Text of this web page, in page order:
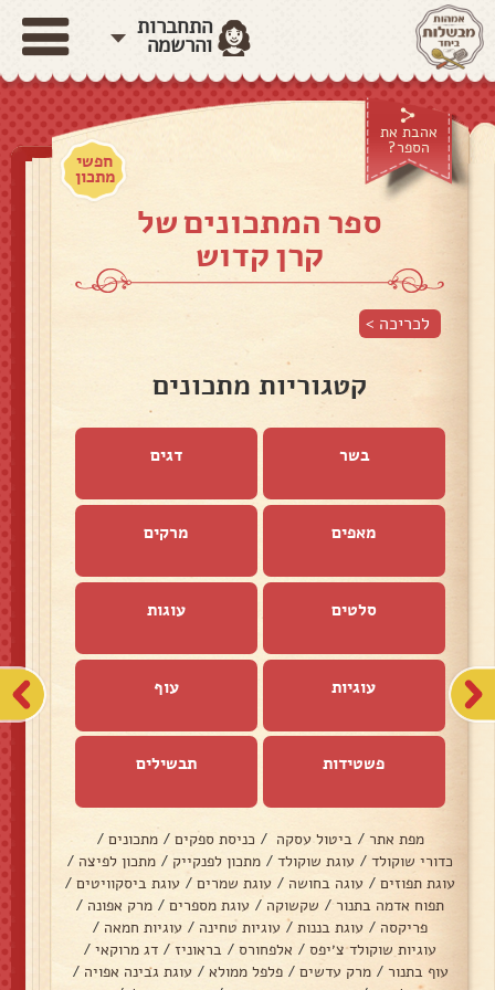
התחברות
והרשמה
אהבת את
הספר?
חפשי
מתכון
ספר המתכונים של
קרן קדוש
לכריכה >
קטגוריות מתכונים
בשר דגים
מאפים מרקים
סלטים עוגות
עוגיות עוף
פשטידות תבשילים
מפת אתר / ביטול עסקה / כניסת ספקים / מתכונים /
כדורי שוקולד / עוגת שוקולד / מתכון לפנקייק / מתכון לפיצה /
עוגת תפוזים / עוגה בחושה / עוגת שמרים / עוגת ביסקוויטים /
תפוח אדמה בתנור/ שקשוקה / עוגת מספרים / מרק אפונה /
פריקסה / עוגת בננות / עוגיות טחינה / עוגיות חמאה /
עוגיות שוקולד צ׳יפס / אלפחורס / בראוניז / דג מרוקאי /
עוף בתנור / מרק עדשים / פלפל ממולא / עוגת גבינה אפויה /